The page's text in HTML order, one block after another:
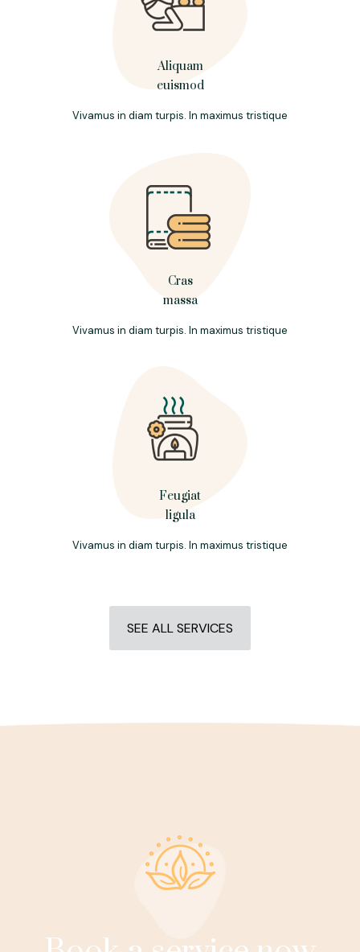
Aliquam
euismod
Vivamus in diam turpis. In maximus tristique
Cras
massa
Vivamus in diam turpis. In maximus tristique
Feugiat
ligula
Vivamus in diam turpis. In maximus tristique
SEE ALL SERVICES